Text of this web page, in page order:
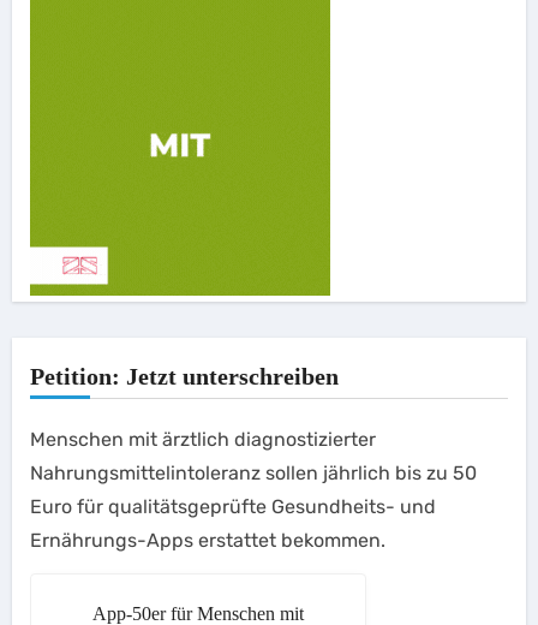
Petition: Jetzt unterschreiben
Menschen mit ärztlich diagnostizierter
Nahrungsmittelintoleranz sollen jährlich bis zu 50
Euro für qualitätsgeprüfte Gesundheits- und
Ernährungs-Apps erstattet bekommen.
App-50er für Menschen mit